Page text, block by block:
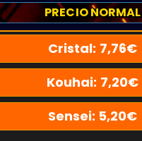
PRECIO NORMAL
Cristal: 7,76€
Kouhai: 7,20€
Sensei: 5,20€